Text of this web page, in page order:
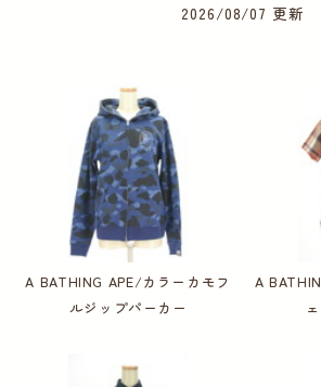
2026/08/07 更新
A BATHING APE/カラーカモフ
ルジップパーカー
A